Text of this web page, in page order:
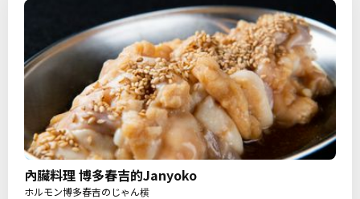
內臟料理 博多春吉的Janyoko
ホルモン博多春吉のじゃん横